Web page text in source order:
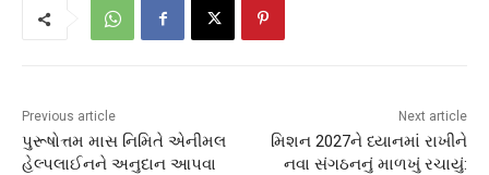
Previous article
પુરૂષોત્તમ માસ નિમિતે એનીમલ
હેલ્પલાઈનને અનુદાન આપવા
Next article
મિશન 2027ને ધ્યાનમાં રાખીને
નવા સંગઠનનું માળખું રચાયું: